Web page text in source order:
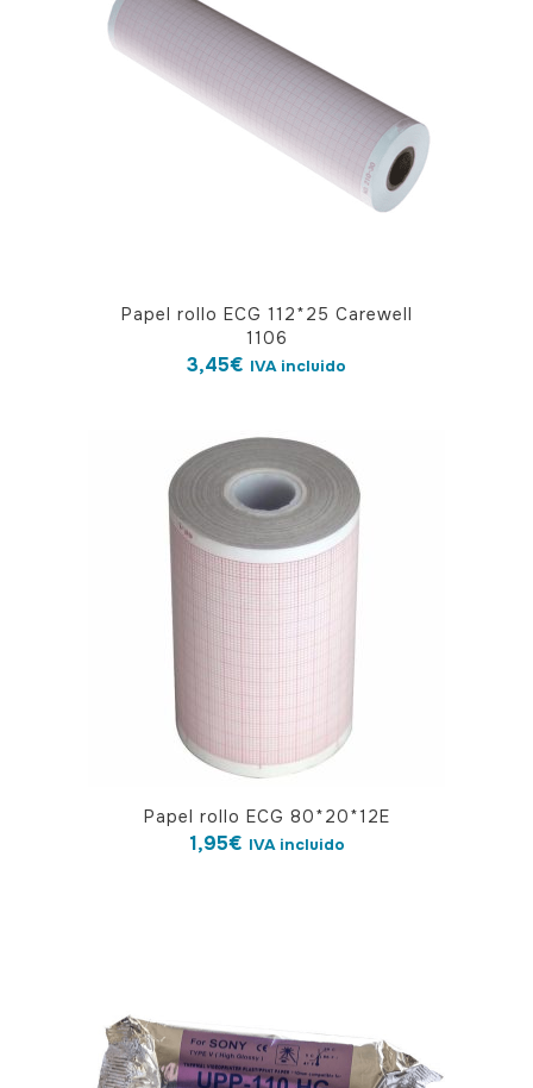
Papel rollo ECG 112*25 Carewell
1106
3,45€ IVA incluido
Papel rollo ECG 80*20*12E
1,95€ IVA incluido